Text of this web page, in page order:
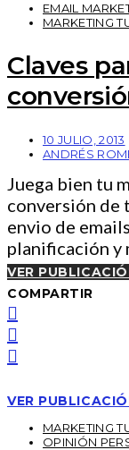
EMAIL
MARKETING
Claves
10 JULIO, 2013
ANDRÉS
Juega bien tu
conversión de
envio de
planificación y
VER
COMPARTIR
VER
MARKETING
OPINIÓN